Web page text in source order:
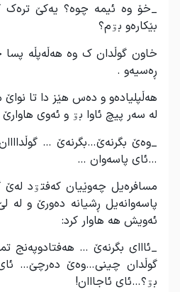
_خۆ وە ئیمە چوە؟ یەکێ ترەک
بێکارەو بۊم؟
خاون گوڵدان ک وە هەڵەپڵە پسا
ڕەسیەو .
هەڵپلیادەو و دەس هێز دا تا
لە سەر پیچ ئاوا بۊ و ئەوی
_وەێ بگرنەێ…بگرنەێ …
…ئای پاسەوان …
مسافرەیل چەوێیان کەفتۊد
پاسەوانەیل ڕشیانە دەورێ و لە
ئەویش هە هاوار کرد:
_ئااای بگرنەێ …
گوڵدان چینی…وەێ دەرچێ…
بۊ؟…ئای ئاجااان!